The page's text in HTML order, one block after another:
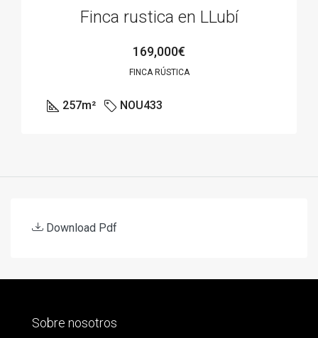
Finca rustica en LLubí
169,000€
FINCA RÚSTICA
257m² NOU433
Download Pdf
Sobre nosotros